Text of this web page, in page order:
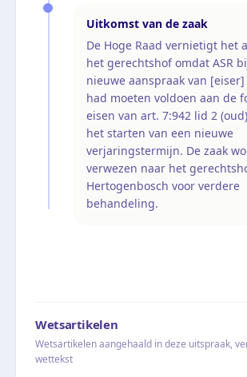
Uitkomst van de zaak
De Hoge Raad vernietigt het
het gerechtshof omdat ASR
nieuwe aanspraak van
had moeten voldoen aan de
eisen van art. 7:942 lid 2
het starten van een nieuwe
verjaringstermijn. De zaak
verwezen naar het
Hertogenbosch voor verdere
behandeling.
Wetsartikelen
Wetsartikelen aangehaald in deze uitspraak,
wettekst